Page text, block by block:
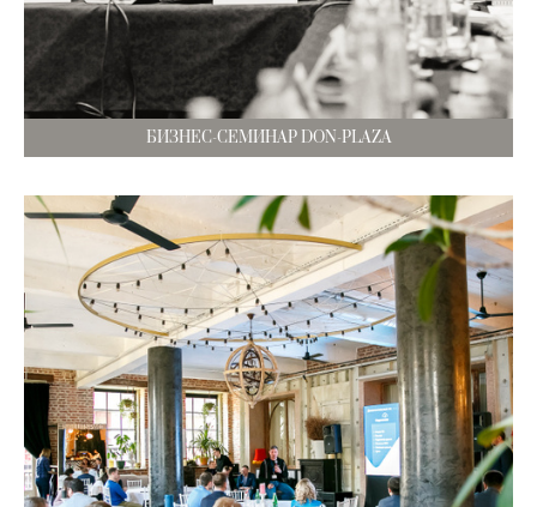
БИЗНЕС-СЕМИНАР DON-PLAZA